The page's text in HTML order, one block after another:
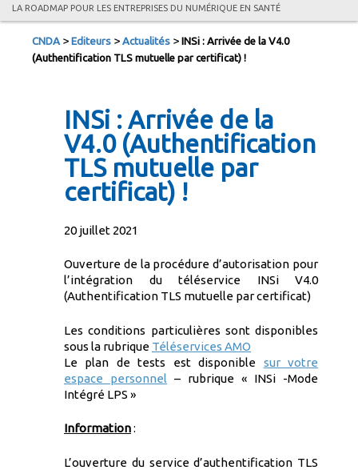
LA ROADMAP POUR LES ENTREPRISES DU NUMÉRIQUE EN SANTÉ
CNDA > Editeurs > Actualités > INSi : Arrivée de la V4.0
(Authentification TLS mutuelle par certificat) !
INSi : Arrivée de la
V4.0 (Authentification
TLS mutuelle par
certificat) !
20 juillet 2021
Ouverture de la procédure d’autorisation pour
l’intégration du téléservice INSi V4.0
(Authentification TLS mutuelle par certificat)
Les conditions particulières sont disponibles
sous la rubrique Téléservices AMO
Le plan de tests est disponible sur votre
espace personnel – rubrique « INSi -Mode
Intégré LPS »
Information:
L’ouverture du service d’authentification TLS